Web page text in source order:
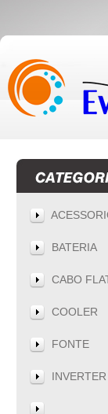
BATERIA
CABO
COOLER
FONTE
INVERTER